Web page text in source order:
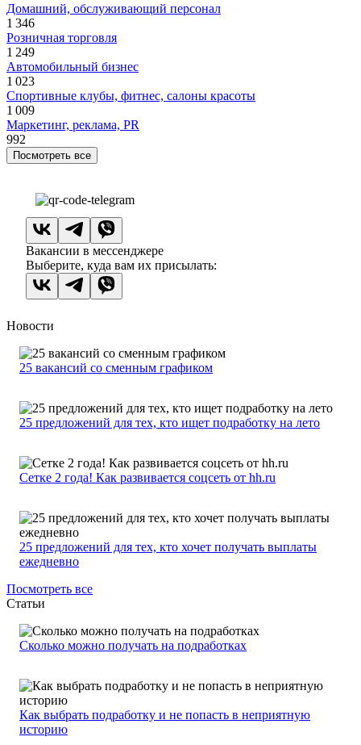
Домашний, обслуживающий персонал
1 346
Розничная торговля
1 249
Автомобильный бизнес
1 023
Спортивные клубы, фитнес, салоны красоты
1 009
Маркетинг, реклама, PR
992
Посмотреть все
Вакансии в мессенджере
Выберите, куда вам их присылать:
Новости
25 вакансий со сменным графиком
25 предложений для тех, кто ищет подработку на лето
Сетке 2 года! Как развивается соцсеть от hh.ru
25 предложений для тех, кто хочет получать выплаты
ежедневно
Посмотреть все
Статьи
Сколько можно получать на подработках
Как выбрать подработку и не попасть в неприятную
историю